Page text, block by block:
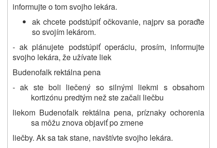
informujte o tom svojho lekára.
ak chcete podstúpiť očkovanie, najprv sa poraďte
so svojím lekárom.
- ak plánujete podstúpiť operáciu, prosím, informujte
svojho lekára, že užívate liek
Budenofalk rektálna pena
- ak ste boli liečený so silnými liekmi s obsahom
kortizónu predtým než ste začali liečbu
liekom Budenofalk rektálna pena, príznaky ochorenia
sa môžu znova objaviť po zmene
liečby. Ak sa tak stane, navštívte svojho lekára.